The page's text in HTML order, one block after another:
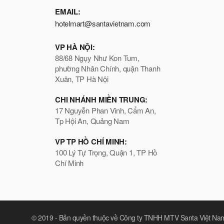
EMAIL:
hotelmart@santavietnam.com
VP HÀ NỘI:
88/68 Ngụy Như Kon Tum,
phường Nhân Chính, quận Thanh
Xuân, TP Hà Nội
CHI NHÁNH MIỀN TRUNG:
17 Nguyễn Phan Vinh, Cẩm An,
Tp Hội An, Quảng Nam
VP TP HỒ CHÍ MINH:
100 Lý Tự Trọng, Quận 1, TP Hồ
Chí Minh
© 2019 - Bản quyền thuộc về Công ty TNHH MTV Santa Việt